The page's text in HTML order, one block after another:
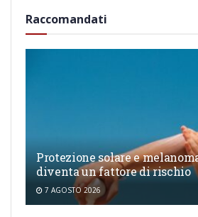
Raccomandati
Protezione solare e
diventa un fattore di rischio
7 AGOSTO 2026